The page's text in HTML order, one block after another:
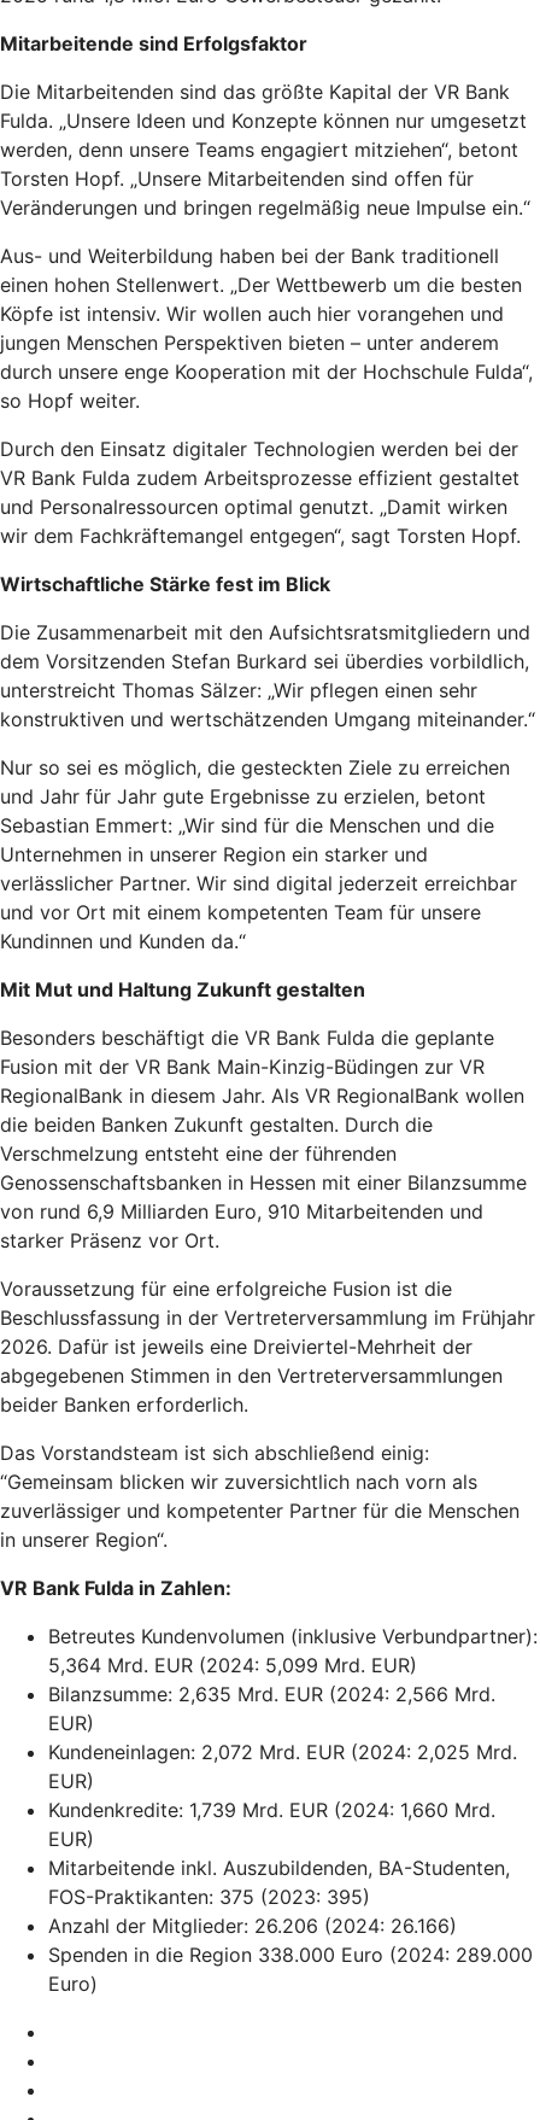
Mitarbeitende sind Erfolgsfaktor
Die Mitarbeitenden sind das größte Kapital der VR Bank
Fulda. „Unsere Ideen und Konzepte können nur umgesetzt
werden, denn unsere Teams engagiert mitziehen“, betont
Torsten Hopf. „Unsere Mitarbeitenden sind offen für
Veränderungen und bringen regelmäßig neue Impulse ein.“
Aus- und Weiterbildung haben bei der Bank traditionell
einen hohen Stellenwert. „Der Wettbewerb um die besten
Köpfe ist intensiv. Wir wollen auch hier vorangehen und
jungen Menschen Perspektiven bieten – unter anderem
durch unsere enge Kooperation mit der Hochschule Fulda“,
so Hopf weiter.
Durch den Einsatz digitaler Technologien werden bei der
VR Bank Fulda zudem Arbeitsprozesse effizient gestaltet
und Personalressourcen optimal genutzt. „Damit wirken
wir dem Fachkräftemangel entgegen“, sagt Torsten Hopf.
Wirtschaftliche Stärke fest im Blick
Die Zusammenarbeit mit den Aufsichtsratsmitgliedern und
dem Vorsitzenden Stefan Burkard sei überdies vorbildlich,
unterstreicht Thomas Sälzer: „Wir pflegen einen sehr
konstruktiven und wertschätzenden Umgang miteinander.“
Nur so sei es möglich, die gesteckten Ziele zu erreichen
und Jahr für Jahr gute Ergebnisse zu erzielen, betont
Sebastian Emmert: „Wir sind für die Menschen und die
Unternehmen in unserer Region ein starker und
verlässlicher Partner. Wir sind digital jederzeit erreichbar
und vor Ort mit einem kompetenten Team für unsere
Kundinnen und Kunden da.“
Mit Mut und Haltung Zukunft gestalten
Besonders beschäftigt die VR Bank Fulda die geplante
Fusion mit der VR Bank Main-Kinzig-Büdingen zur VR
RegionalBank in diesem Jahr. Als VR RegionalBank wollen
die beiden Banken Zukunft gestalten. Durch die
Verschmelzung entsteht eine der führenden
Genossenschaftsbanken in Hessen mit einer Bilanzsumme
von rund 6,9 Milliarden Euro, 910 Mitarbeitenden und
starker Präsenz vor Ort.
Voraussetzung für eine erfolgreiche Fusion ist die
Beschlussfassung in der Vertreterversammlung im Frühjahr
2026. Dafür ist jeweils eine Dreiviertel-Mehrheit der
abgegebenen Stimmen in den Vertreterversammlungen
beider Banken erforderlich.
Das Vorstandsteam ist sich abschließend einig:
“Gemeinsam blicken wir zuversichtlich nach vorn als
zuverlässiger und kompetenter Partner für die Menschen
in unserer Region“.
VR Bank Fulda in Zahlen:
Betreutes Kundenvolumen (inklusive Verbundpartner):
5,364 Mrd. EUR (2024: 5,099 Mrd. EUR)
Bilanzsumme: 2,635 Mrd. EUR (2024: 2,566 Mrd.
EUR)
Kundeneinlagen: 2,072 Mrd. EUR (2024: 2,025 Mrd.
EUR)
Kundenkredite: 1,739 Mrd. EUR (2024: 1,660 Mrd.
EUR)
Mitarbeitende inkl. Auszubildenden, BA-Studenten,
FOS-Praktikanten: 375 (2023: 395)
Anzahl der Mitglieder: 26.206 (2024: 26.166)
Spenden in die Region 338.000 Euro (2024: 289.000
Euro)